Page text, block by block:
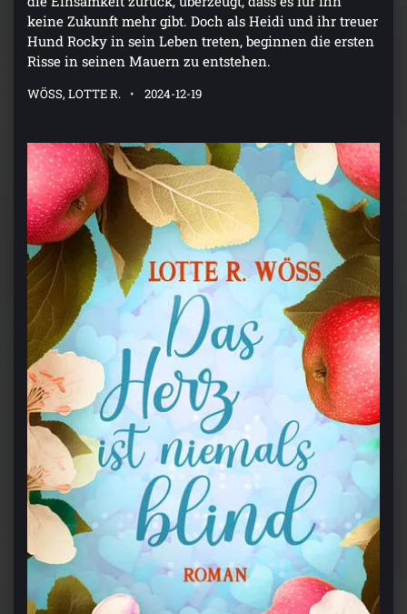
keine Zukunft mehr gibt. Doch als Heidi und ihr treuer
Hund Rocky in sein Leben treten, beginnen die ersten
Risse in seinen Mauern zu entstehen.
WÖSS, LOTTE R. 2024-12-19